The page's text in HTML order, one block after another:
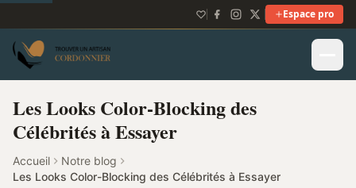
Espace pro
Les Looks Color-Blocking des
Célébrités à Essayer
Accueil
Notre blog
Les Looks Color-Blocking des Célébrités à Essayer